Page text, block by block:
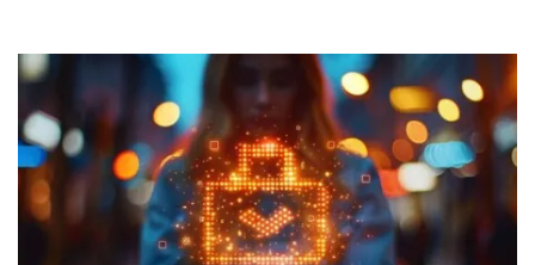
podejmujemy się niestandardowych,
dedykowanych wyzwań, które pozwalają nam się
rozwijać.